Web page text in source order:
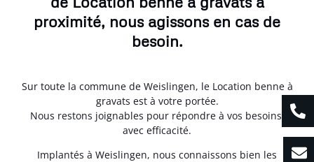
proximité, nous agissons en cas de
besoin.
Sur toute la commune de Weislingen, le Location benne à
gravats est à votre portée.
Nous restons joignables pour répondre à vos besoins,
avec efficacité.
Implantés à Weislingen, nous connaissons bien les